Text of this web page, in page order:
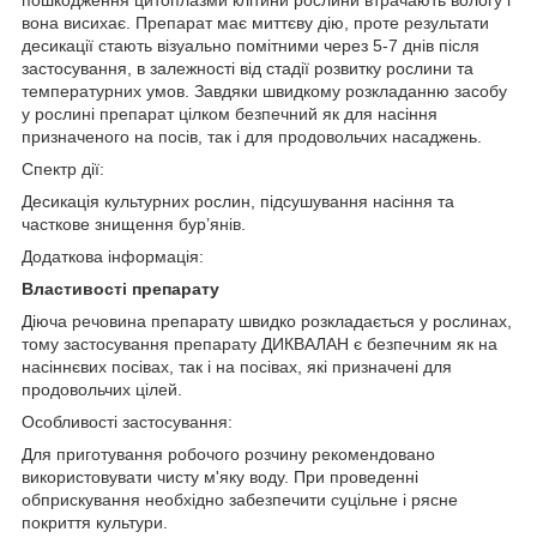
вона висихає. Препарат має миттєву дію, проте результати
десикації стають візуально помітними через 5-7 днів після
застосування, в залежності від стадії розвитку рослини та
температурних умов. Завдяки швидкому розкладанню засобу
у рослині препарат цілком безпечний як для насіння
призначеного на посів, так і для продовольчих насаджень.
Спектр дії:
Десикація культурних рослин, підсушування насіння та
часткове знищення бур’янів.
Додаткова інформація:
Властивості препарату
Діюча речовина препарату швидко розкладається у рослинах,
тому застосування препарату ДИКВАЛАН є безпечним як на
насіннєвих посівах, так і на посівах, які призначені для
продовольчих цілей.
Особливості застосування:
Для приготування робочого розчину рекомендовано
використовувати чисту м'яку воду. При проведенні
обприскування необхідно забезпечити суцільне і рясне
покриття культури.